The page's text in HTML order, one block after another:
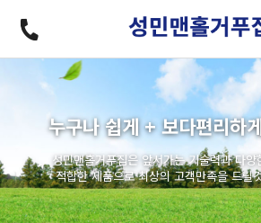
누구나 쉽게 + 보다편리하
성민맨홀거푸집은 앞서가는 기술력과 다
적합한 제품으로 최상의 고객만족을 드릴